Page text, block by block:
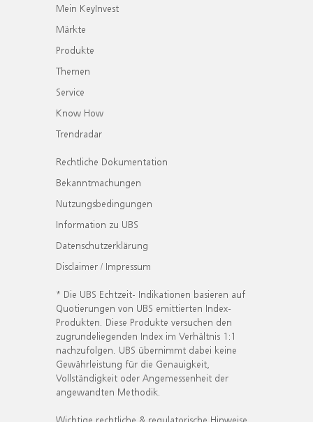
Mein KeyInvest
Märkte
Produkte
Themen
Service
Know How
Trendradar
Rechtliche Dokumentation
Bekanntmachungen
Nutzungsbedingungen
Information zu UBS
Datenschutzerklärung
Disclaimer / Impressum
* Die UBS Echtzeit- Indikationen basieren auf
Quotierungen von UBS emittierten Index-
Produkten. Diese Produkte versuchen den
zugrundeliegenden Index im Verhältnis 1:1
nachzufolgen. UBS übernimmt dabei keine
Gewährleistung für die Genauigkeit,
Vollständigkeit oder Angemessenheit der
angewandten Methodik.